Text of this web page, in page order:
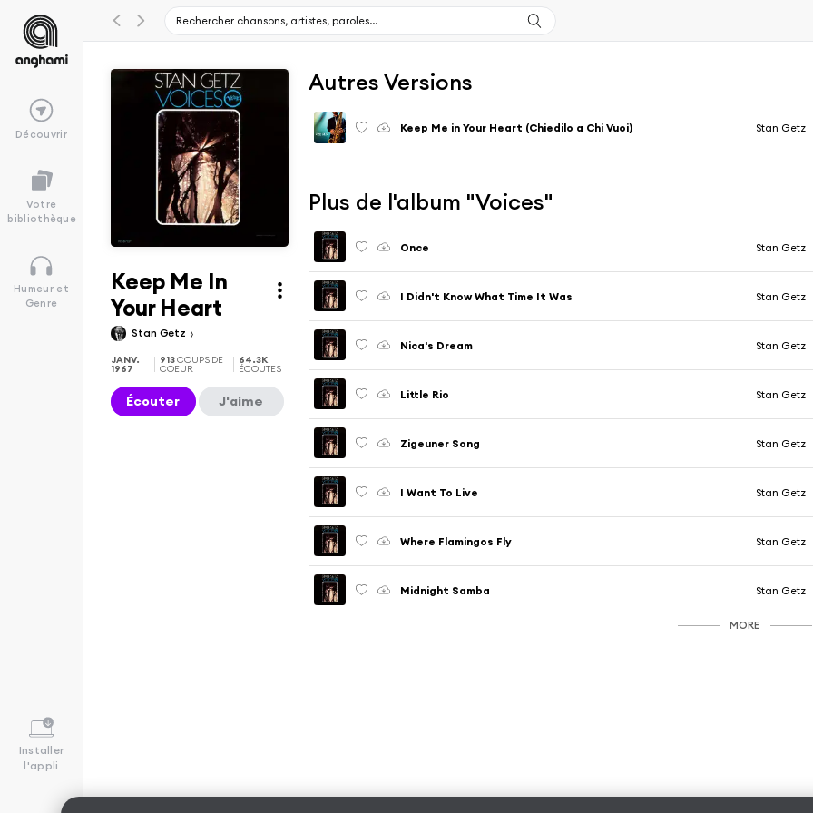
Découvrir
Votre
bibliothèque
Humeur et
Genre
Installer
l'appli
Keep Me In
Your Heart
Stan Getz
JANV.
1967
913COUPS DE
COEUR
64.3K
ÉCOUTES
Écouter J'aime
Autres Versions
Keep Me in Your Heart (Chiedilo a Chi Vuoi) Stan Getz
Plus de l'album "Voices"
Once Stan Getz
I Didn't Know What Time It Was Stan Getz
Nica's Dream Stan Getz
Little Rio Stan Getz
Zigeuner Song Stan Getz
I Want To Live Stan Getz
Where Flamingos Fly Stan Getz
Midnight Samba Stan Getz
MORE